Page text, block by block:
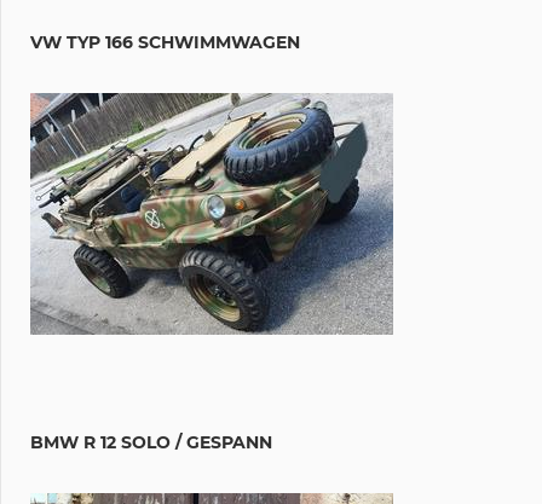
VW TYP 166 SCHWIMMWAGEN
BMW R 12 SOLO / GESPANN